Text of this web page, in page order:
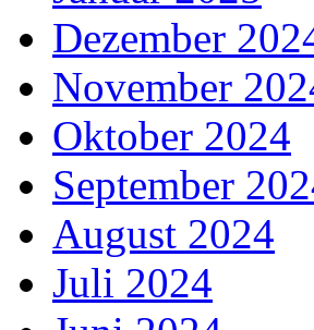
Dezember
November
Oktober 2024
September
August 2024
Juli 2024